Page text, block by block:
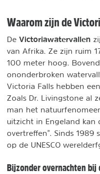
Waarom zijn de
De Victoriawatervallen
van Afrika. Ze zijn ruim
100 meter hoog.
ononderbroken
Victoria Falls hebben
Zoals Dr. Livingstone al
man het
uitzicht in Engeland kan
overtreffen". Sinds 1989
op de UNESCO
Bijzonder overnachten bij